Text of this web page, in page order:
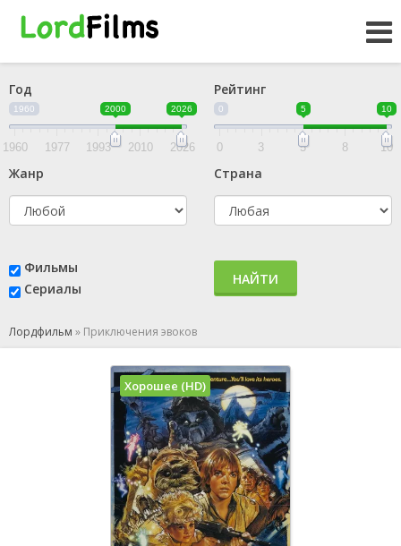
Год
1960 2000 2026
1960 1977 1993 2010 2026
Рейтинг
0 5 10
0 3 5 8 10
Жанр Страна
Фильмы
Сериалы
НАЙТИ
Лордфильм » Приключения эвоков
Хорошее (HD)